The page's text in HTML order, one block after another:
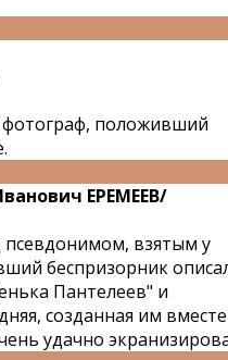
положивший
ЕРЕМЕЕВ/
взятым у
беспризорник
Пантелеев" и
созданная им вместе
удачно